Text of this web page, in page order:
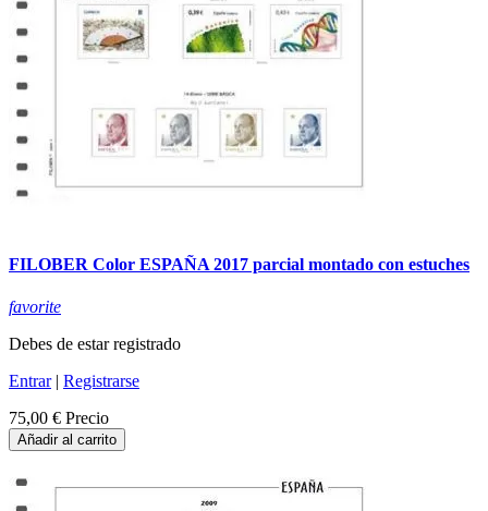
FILOBER Color ESPAÑA 2017 parcial montado con estuches
favorite
Debes de estar registrado
Entrar| Registrarse
75,00 € Precio
Añadir al carrito